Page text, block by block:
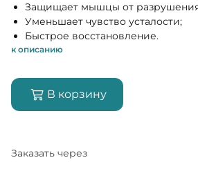
Защищает мышцы от
Уменьшает чувство усталости;
Быстрое восстановление.
к описанию
В корзину
Заказать через